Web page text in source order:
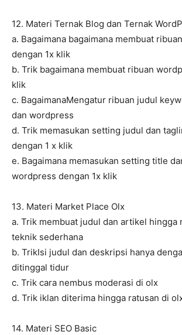
12. Materi Ternak Blog dan Ternak
a. Bagaimana bagaimana membuat
dengan 1x klik
b. Trik bagaimana membuat ribuan
klik
c. BagaimanaMengatur ribuan judul
dan wordpress
d. Trik memasukan setting judul dan
dengan 1 x klik
e. Bagaimana memasukan setting title
wordpress dengan 1x klik
13. Materi Market Place Olx
a. Trik membuat judul dan artikel hingga
teknik sederhana
b. TrikIsi judul dan deskripsi hanya
ditinggal tidur
c. Trik cara nembus moderasi di olx
d. Trik iklan diterima hingga ratusan di
14. Materi SEO Basic